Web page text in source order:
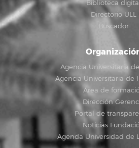
Biblioteca digital
Directorio ULL
Buscador
Agencia Universitaria
Agencia Universitaria de
Área de
Dirección
Portal de
Noticias
Agenda Universidad de